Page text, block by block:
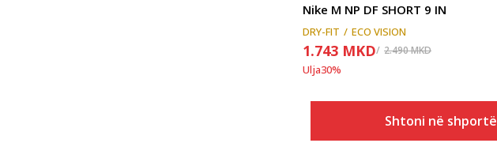
Nike M NP DF SHORT 9 IN
DRY-FIT ECO VISION
1.743 MKD 2.490MKD
Ulja30%
Shtoni në shportë